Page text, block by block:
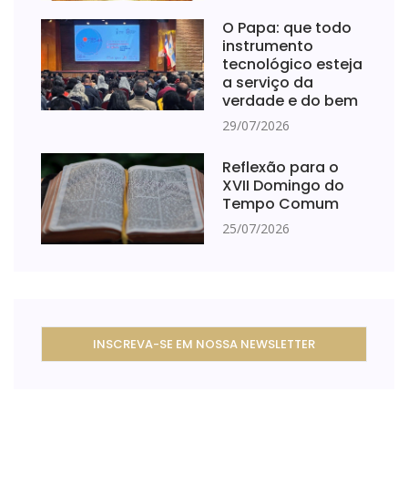
O Papa: que todo
instrumento
tecnológico esteja
a serviço da
verdade e do bem
29/07/2026
Reflexão para o
XVII Domingo do
Tempo Comum
25/07/2026
INSCREVA-SE EM NOSSA NEWSLETTER